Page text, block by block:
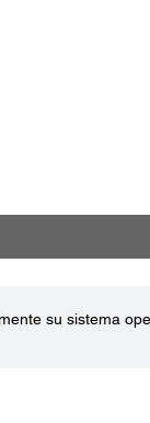
su sistema